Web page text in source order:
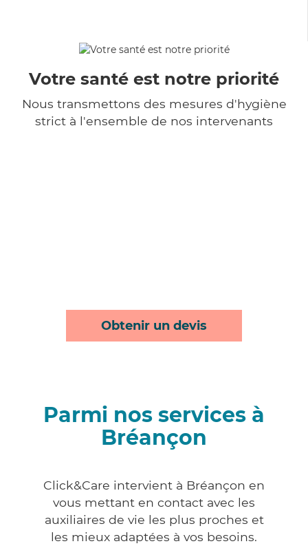
Votre santé est notre priorité
Nous transmettons des mesures d'hygiène
strict à l'ensemble de nos intervenants
Obtenir un devis
Parmi nos services à
Bréançon
Click&Care intervient à Bréançon en
vous mettant en contact avec les
auxiliaires de vie les plus proches et
les mieux adaptées à vos besoins.